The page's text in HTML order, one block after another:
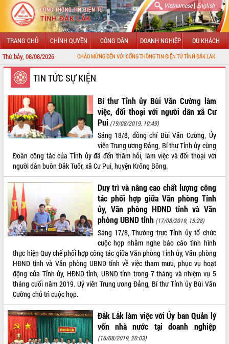
Vietnamese| English
TRANG CHỦ CHÍNH QUYỀN CÔNG DÂN DOANH NGHIỆP DU KHÁCH
Thứ bảy, 08/08/2026CHÀO MỪNG ĐẾN VỚI CỔNG THÔNG TIN ĐIỆN TỬ TỈNH ĐẮK LẮK
GIỚI THIỆU
LÃNH ĐẠO UBND TỈNH
TIN TỨC SỰ KIỆN
SỞ, BAN, NGÀNH
UBND CÁC XÃ, PHƯỜNG
THÔNG TIN CHỈ ĐẠO ĐIỀU HÀNH
HỆ THỐNG VĂN BẢN
VĂN BẢN HĐND TỈNH
QUY HOẠCH - KẾ HOẠCH
TIN TỨC SỰ KIỆN
Bí thư Tỉnh ủy Bùi Văn Cường làm
việc, đối thoại với người dân xã Cư
Pui (19/08/2019, 10:49)
Sáng 18/8, đồng chí Bùi Văn Cường, Ủy
viên Trung ương Đảng, Bí thư Tỉnh ủy cùng
Đoàn công tác của Tỉnh ủy đã đến thăm hỏi, làm việc và đối thoại với
người dân buôn Đắk Tuôr, xã Cư Pui, huyện Krông Bông.
Duy trì và nâng cao chất lượng công
tác phối hợp giữa Văn phòng Tỉnh
ủy, Văn phòng HĐND tỉnh và Văn
phòng UBND tỉnh (17/08/2019, 15:28)
Sáng 17/8, Thường trực Tỉnh ủy tổ chức
cuộc họp nhằm nghe báo cáo tình hình
thực hiện Quy chế phối hợp công tác giữa Văn phòng Tỉnh ủy, Văn phòng
HĐND tỉnh và Văn phòng UBND tỉnh về việc tham mưu, phục vụ hoạt
động của Tỉnh ủy, HĐND tỉnh, UBND tỉnh trong 7 tháng và nhiệm vụ 5
tháng cuối năm 2019. Uỷ viên Trung ương Đảng, Bí thư Tỉnh ủy Bùi Văn
Cường chủ trì cuộc họp.
Đắk Lắk làm việc với Ủy ban Quản lý
vốn nhà nước tại doanh nghiệp
(16/08/2019, 20:03)